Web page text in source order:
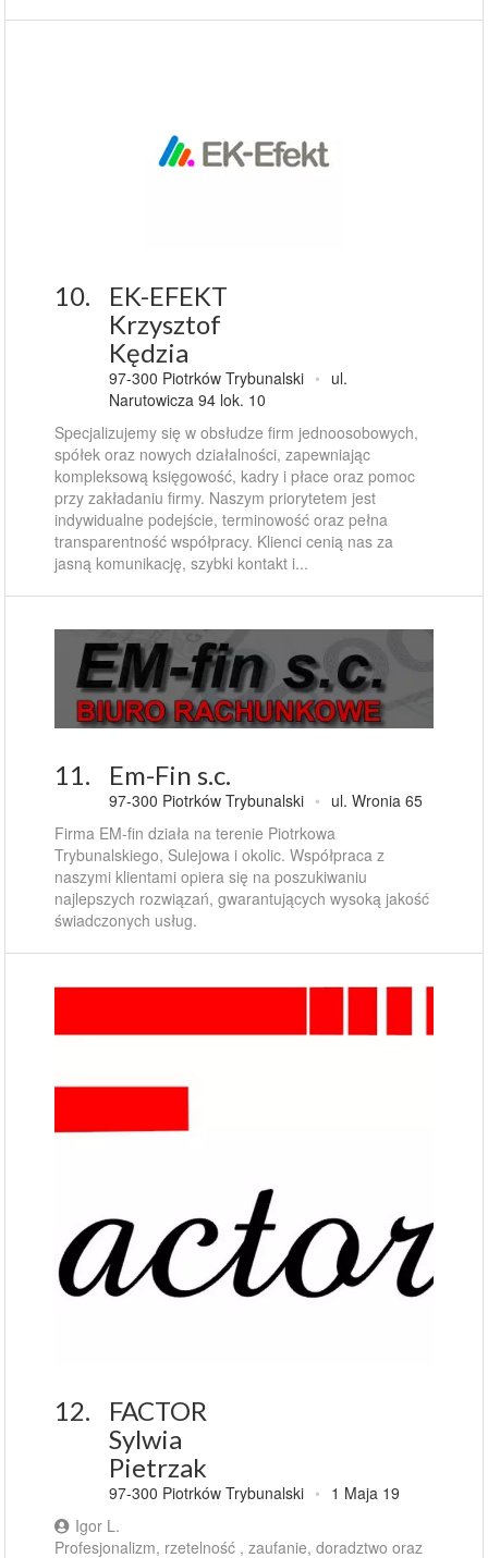
10.
EK-EFEKT
Krzysztof
Kędzia
97-300 Piotrków Trybunalski • ul.
Narutowicza 94 lok. 10
Specjalizujemy się w obsłudze firm jednoosobowych,
spółek oraz nowych działalności, zapewniając
kompleksową księgowość, kadry i płace oraz pomoc
przy zakładaniu firmy. Naszym priorytetem jest
indywidualne podejście, terminowość oraz pełna
transparentność współpracy. Klienci cenią nas za
jasną komunikację, szybki kontakt i...
11. Em-Fin s.c.
97-300 Piotrków Trybunalski • ul. Wronia 65
Firma EM-fin działa na terenie Piotrkowa
Trybunalskiego, Sulejowa i okolic. Współpraca z
naszymi klientami opiera się na poszukiwaniu
najlepszych rozwiązań, gwarantujących wysoką jakość
świadczonych usług.
12.
FACTOR
Sylwia
Pietrzak
97-300 Piotrków Trybunalski • 1 Maja 19
Igor L.
Profesjonalizm, rzetelność , zaufanie, doradztwo oraz